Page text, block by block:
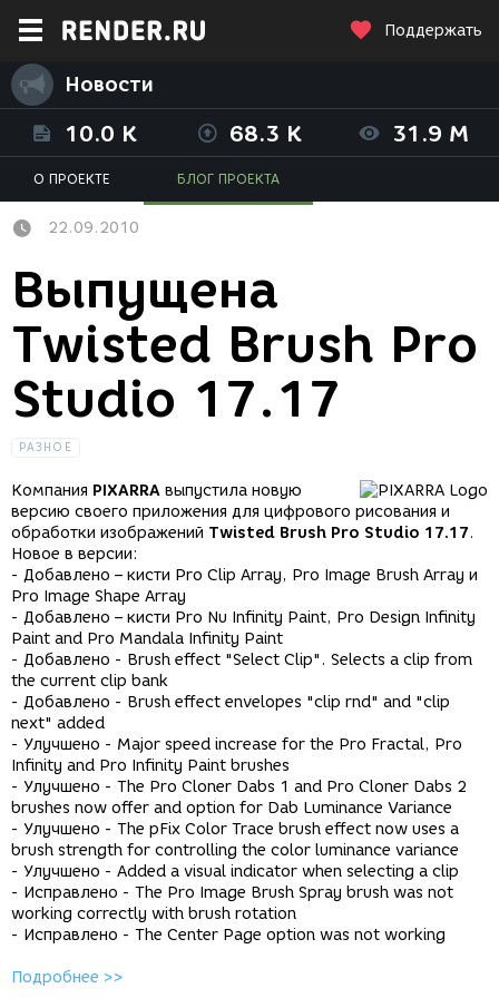
Поддержать
Новости
10.0 K 68.3 K 31.9 M
О ПРОЕКТЕ БЛОГ ПРОЕКТА
22.09.2010
Выпущена
Twisted Brush Pro
Studio 17.17
РАЗНОЕ
Компания PIXARRA выпустила новую
версию своего приложения для цифрового рисования и
обработки изображений Twisted Brush Pro Studio 17.17.
Новое в версии:
- Добавлено – кисти Pro Clip Array, Pro Image Brush Array и
Pro Image Shape Array
- Добавлено – кисти Pro Nu Infinity Paint, Pro Design Infinity
Paint and Pro Mandala Infinity Paint
- Добавлено - Brush effect "Select Clip". Selects a clip from
the current clip bank
- Добавлено - Brush effect envelopes "clip rnd" and "clip
next" added
- Улучшено - Major speed increase for the Pro Fractal, Pro
Infinity and Pro Infinity Paint brushes
- Улучшено - The Pro Cloner Dabs 1 and Pro Cloner Dabs 2
brushes now offer and option for Dab Luminance Variance
- Улучшено - The pFix Color Trace brush effect now uses a
brush strength for controlling the color luminance variance
- Улучшено - Added a visual indicator when selecting a clip
- Исправлено - The Pro Image Brush Spray brush was not
working correctly with brush rotation
- Исправлено - The Center Page option was not working
Подробнее >>